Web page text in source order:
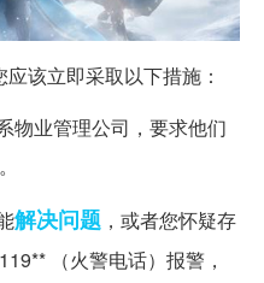
该立即采取以下措施：
物业管理公司，要求他们
解决问题 ，或者您怀疑存
（火警电话）报警，